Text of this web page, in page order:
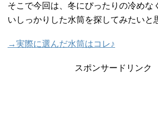
そこで今回は、冬にぴったりの冷めな
いしっかりした水筒を探してみたいと
→実際に選んだ水筒はコレ♪
スポンサードリンク